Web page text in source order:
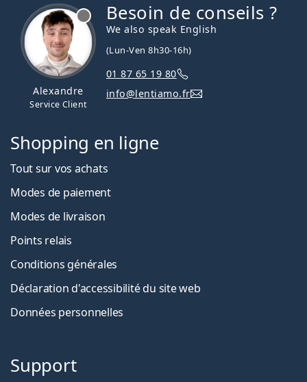
Alexandre
Service Client
Besoin de conseils ?
We also speak English
(Lun-Ven 8h30-16h)
01 87 65 19 80
info@lentiamo.fr
Shopping en ligne
Tout sur vos achats
Modes de paiement
Modes de livraison
Points relais
Conditions générales
Déclaration d'accessibilité du site web
Données personnelles
Support